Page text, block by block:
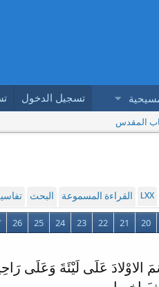
تسجيل الدخول
المقدس
LXX القراءة المسموعة البحث
20
21
22
23
24
25
26
عَلَى لَيْئَةَ وَعَلَى